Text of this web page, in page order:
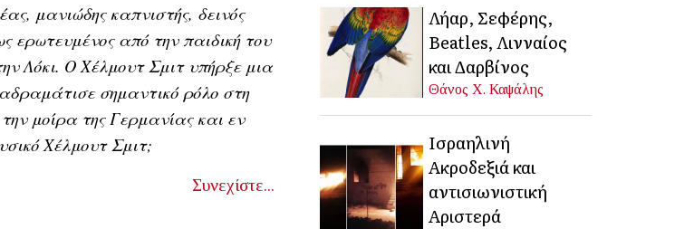
μανιώδης καπνιστής, δεινός
ερωτευμένος από την παιδική του
Λόκι. Ο Χέλμουτ Σμιτ υπήρξε μια
σημαντικό ρόλο στη
μοίρα της Γερμανίας και εν
Χέλμουτ Σμιτ;
Συνεχίστε...
Λήαρ, Σεφέρης,
Beatles, Λινναίος
και Δαρβίνος
Θάνος Χ. Καψάλης
Ισραηλινή
Ακροδεξιά και
αντισιωνιστική
Αριστερά